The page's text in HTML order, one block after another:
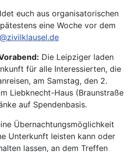
euch aus organisatorischen
eine Woche vor dem
Die Leipziger laden
für alle Interessierten, die
am Samstag, den 2.
Liebknecht-Haus (Braunstraße
auf Spendenbasis.
Übernachtungsmöglichkeit
Unterkunft leisten kann oder
lassen, an dem Treffen